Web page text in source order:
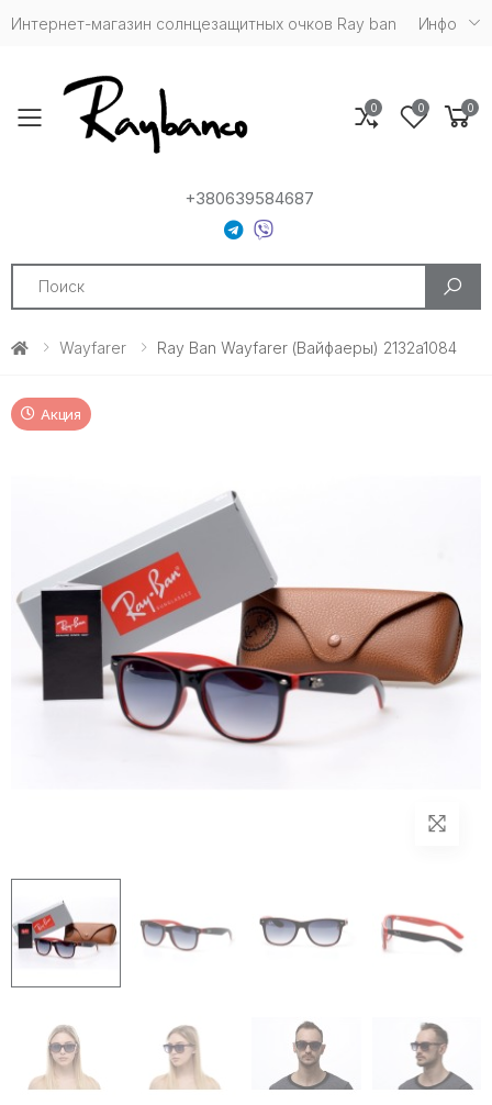
Интернет-магазин солнцезащитных очков Ray ban Инфо
Toggle mobile menu
+380639584687
Search
0 0 0
Wayfarer Ray Ban Wayfarer (Вайфаеры) 2132a1084
Акция